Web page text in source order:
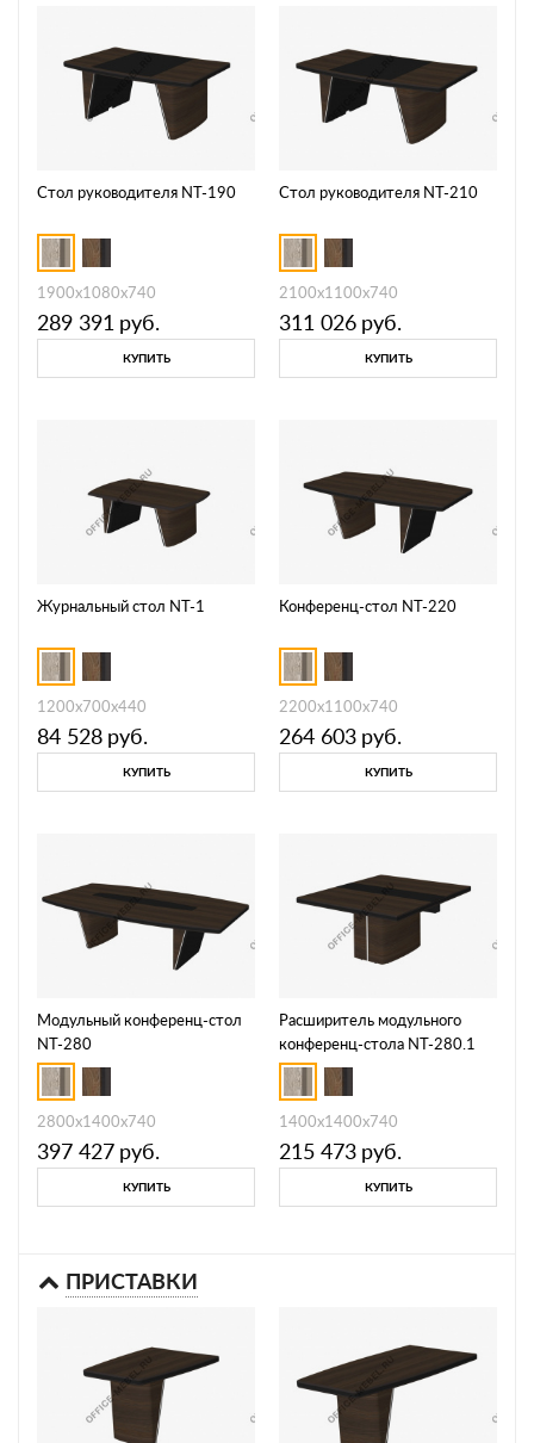
Стол руководителя NT-190
1900х1080х740
289 391 руб.
КУПИТЬ
Стол руководителя NT-210
2100х1100х740
311 026 руб.
КУПИТЬ
Журнальный стол NT-1
1200х700х440
84 528 руб.
КУПИТЬ
Конференц-стол NT-220
2200х1100х740
264 603 руб.
КУПИТЬ
Модульный конференц-стол
NT-280
2800х1400х740
397 427 руб.
КУПИТЬ
Расширитель модульного
конференц-стола NT-280.1
1400х1400х740
215 473 руб.
КУПИТЬ
ПРИСТАВКИ